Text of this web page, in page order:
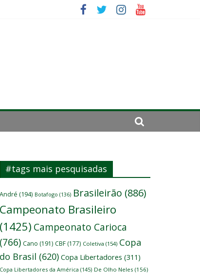
cirurgia
#tags mais pesquisadas
André (194) Botafogo (136) Brasileirão (886)
Campeonato Brasileiro
(1425) Campeonato Carioca
(766) Cano (191) CBF (177) Coletiva (154) Copa
do Brasil (620) Copa Libertadores (311)
Copa Libertadores da América (145) De Olho Neles (156)